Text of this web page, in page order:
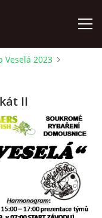
Veselá 2023
II